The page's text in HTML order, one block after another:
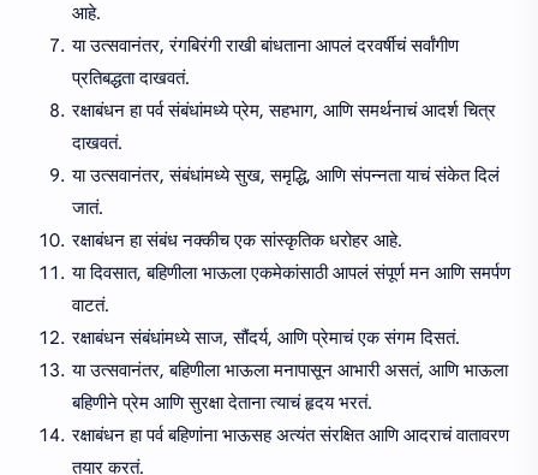
आहे.
या उत्सवानंतर, रंगबिरंगी राखी बांधताना आपलं दरवर्षीचं सर्वांगीण
प्रतिबद्धता दाखवतं.
रक्षाबंधन हा पर्व संबंधांमध्ये प्रेम, सहभाग, आणि समर्थनाचं आदर्श चित्र
दाखवतं.
या उत्सवानंतर, संबंधांमध्ये सुख, समृद्धि, आणि संपन्नता याचं संकेत दिलं
जातं.
रक्षाबंधन हा संबंध नक्कीच एक सांस्कृतिक धरोहर आहे.
या दिवसात, बहिणीला भाऊला एकमेकांसाठी आपलं संपूर्ण मन आणि समर्पण
वाटतं.
रक्षाबंधन संबंधांमध्ये साज, सौंदर्य, आणि प्रेमाचं एक संगम दिसतं.
या उत्सवानंतर, बहिणीला भाऊला मनापासून आभारी असतं, आणि भाऊला
बहिणीने प्रेम आणि सुरक्षा देताना त्याचं हृदय भरतं.
रक्षाबंधन हा पर्व बहिणांना भाऊसह अत्यंत संरक्षित आणि आदराचं वातावरण
तयार करतं.